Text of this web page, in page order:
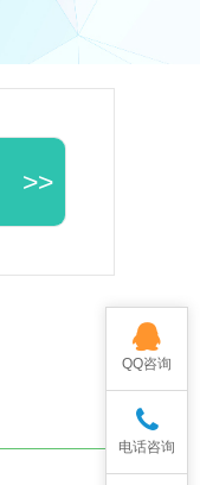
>>
QQ咨询
电话咨询